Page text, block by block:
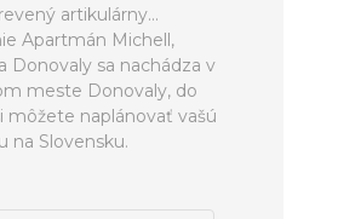
artikulárny...
Apartmán Michell,
Donovaly sa nachádza v
meste Donovaly, do
môžete naplánovať vašú
na Slovensku.